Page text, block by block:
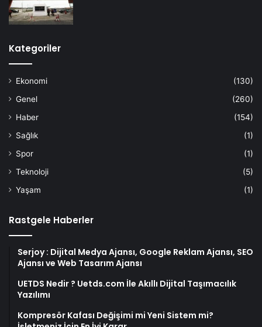
Kategoriler
Ekonomi
(130)
Genel
(260)
Haber
(154)
Sağlık
(1)
Spor
(1)
Teknoloji
(5)
Yaşam
(1)
Rastgele Haberler
Serjoy : Dijital Medya Ajansı, Google Reklam Ajansı, SEO
Ajansı ve Web Tasarım Ajansı
UETDS Nedir ? Uetds.com İle Akıllı Dijital Taşımacılık
Yazılımı
Kompresör Kafası Değişimi mi Yeni Sistem mi?